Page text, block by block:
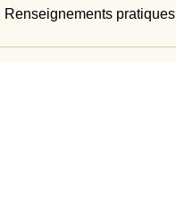
Renseignements pratiques